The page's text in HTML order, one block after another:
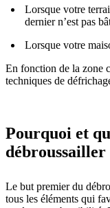
Lorsque votre
dernier n’est pas
Lorsque votre
En fonction de la zone
techniques de
Pourquoi et
débroussailler
Le but premier du
tous les éléments qui